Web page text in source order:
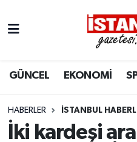
GÜNCEL EKONOMİ
HABERLER İSTANBUL
İki kardeşi
EKONOMİ
İSTANBUL
DÜNYA
Nöbetçi Eczaneler
Hava Durumu
Trafik Durumu
Süper Lig Puan